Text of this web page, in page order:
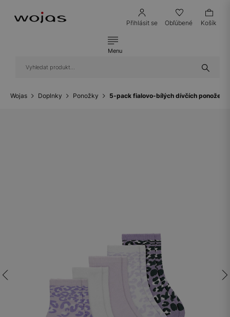
Přihlásit se Obľúbené Košík
Menu
Wojas Doplnky Ponožky 5-pack fialovo-bílých dívčích ponožek